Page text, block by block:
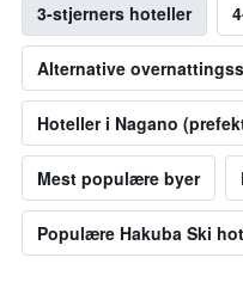
3-stjerners hoteller
Alternative
Hoteller i Nagano
Mest populære byer
Populære Hakuba Ski